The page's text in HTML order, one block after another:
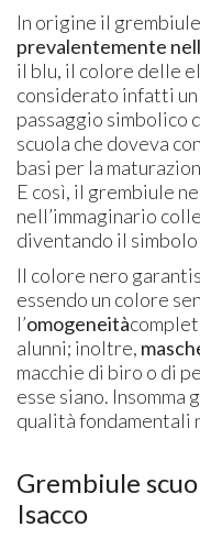
In origine il
prevalentemente
il blu, il colore delle
considerato infatti
passaggio simbolico
scuola che doveva
basi per la
E così, il grembiule
nell’immaginario
diventando il
Il colore nero
essendo un colore
l’omogeneità
alunni; inoltre,
macchie di biro o di
esse siano. Insomma
qualità fondamentali
Grembiule
Isacco